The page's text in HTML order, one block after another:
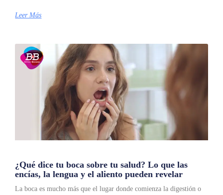
Leer Más
¿Qué dice tu boca sobre tu salud? Lo que las
encías, la lengua y el aliento pueden revelar
La boca es mucho más que el lugar donde comienza la digestión o